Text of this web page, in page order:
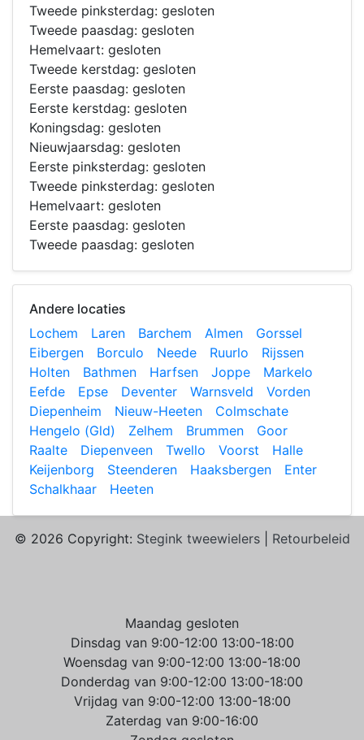
Tweede pinksterdag: gesloten
Tweede paasdag: gesloten
Hemelvaart: gesloten
Tweede kerstdag: gesloten
Eerste paasdag: gesloten
Eerste kerstdag: gesloten
Koningsdag: gesloten
Nieuwjaarsdag: gesloten
Eerste pinksterdag: gesloten
Tweede pinksterdag: gesloten
Hemelvaart: gesloten
Eerste paasdag: gesloten
Tweede paasdag: gesloten
Andere locaties
Lochem
Laren Barchem Almen
Gorssel
Eibergen
Borculo Neede Ruurlo
Rijssen
Holten
Bathmen Harfsen Joppe
Markelo
Eefde
Epse Deventer Warnsveld
Vorden
Diepenheim
Nieuw-Heeten
Colmschate
Hengelo (Gld)
Zelhem Brummen
Goor
Raalte
Diepenveen Twello Voorst
Halle
Keijenborg
Steenderen Haaksbergen
Enter
Schalkhaar
Heeten
© 2026 Copyright: Stegink tweewielers| Retourbeleid
Maandag gesloten
Dinsdag van 9:00-12:00 13:00-18:00
Woensdag van 9:00-12:00 13:00-18:00
Donderdag van 9:00-12:00 13:00-18:00
Vrijdag van 9:00-12:00 13:00-18:00
Zaterdag van 9:00-16:00